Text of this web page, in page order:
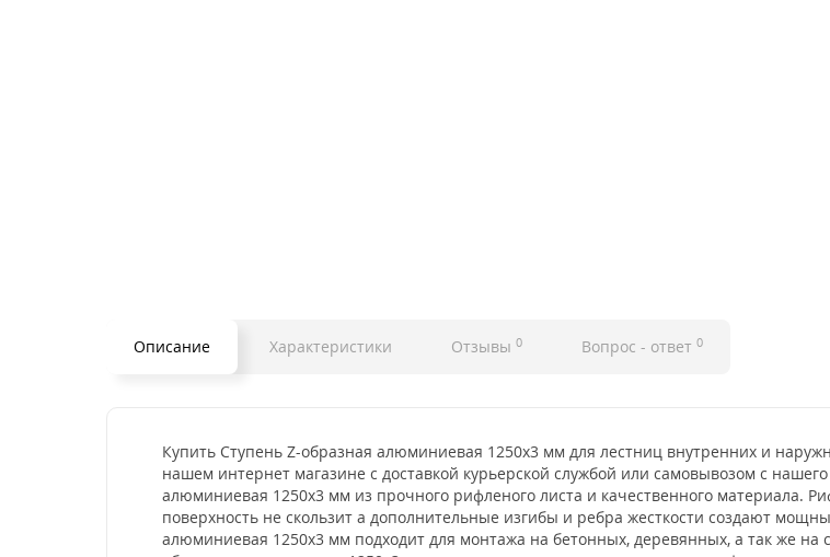
Описание Характеристики Отзывы 0 Вопрос - ответ 0
Купить Ступень Z-образная алюминиевая 1250x3 мм для лестниц внутренних и
нашем интернет магазине с доставкой курьерской службой или самовывозом с
алюминиевая 1250x3 мм из прочного рифленого листа и качественного материала.
поверхность не скользит а дополнительные изгибы и ребра жесткости создают
алюминиевая 1250x3 мм подходит для монтажа на бетонных, деревянных, а так же на